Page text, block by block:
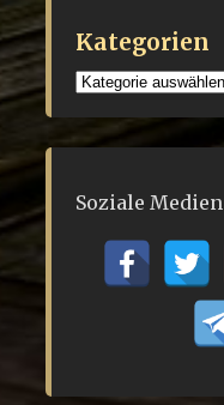
Kategorien
Kategorien
Soziale Medien